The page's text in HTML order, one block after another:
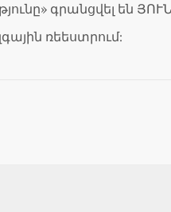
գրանցվել են
ռեեստրում: